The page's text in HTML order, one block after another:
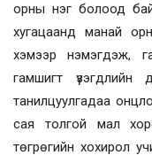
орны нэг болоод
хугацаанд манай
хэмээр нэмэгдэж,
гамшигт
танилцуулгадаа
сая толгой мал
төгрөгийн хохирол